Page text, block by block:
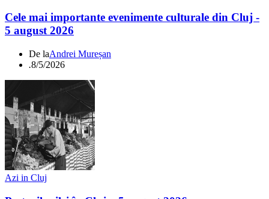
Cele mai importante evenimente culturale din Cluj -
5 august 2026
De laAndrei Mureșan
.8/5/2026
Azi in Cluj